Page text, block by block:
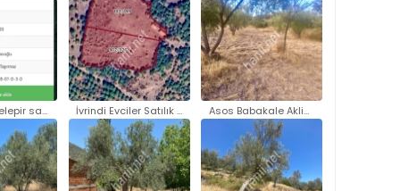
Gömeçte kelepir satılık arsa.. İvrindi Evciler Satılık Arazi.. Asos Babakale Akliman Satılık ..